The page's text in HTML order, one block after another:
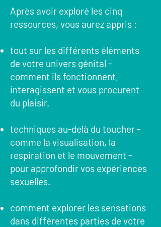
Après avoir exploré les cinq
ressources, vous aurez appris :
tout sur les différents éléments
de votre univers génital -
comment ils fonctionnent,
interagissent et vous procurent
du plaisir.
techniques au-delà du toucher -
comme la visualisation, la
respiration et le mouvement -
pour approfondir vos expériences
sexuelles.
comment explorer les sensations
dans différentes parties de votre